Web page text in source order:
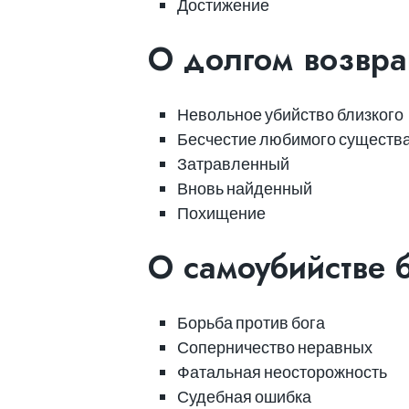
Достижение
О долгом
Невольное убийство близкого
Бесчестие любимого
Затравленный
Вновь найденный
Похищение
О самоубийстве
Борьба против бога
Соперничество неравных
Фатальная неосторожность
Судебная ошибка